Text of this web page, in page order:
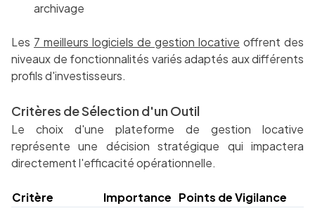
archivage
Les 7 meilleurs logiciels de gestion locative offrent des
niveaux de fonctionnalités variés adaptés aux différents
profils d'investisseurs.
Critères de Sélection d'un Outil
Le choix d'une plateforme de gestion locative
représente une décision stratégique qui impactera
directement l'efficacité opérationnelle.
Critère Importance Points de Vigilance